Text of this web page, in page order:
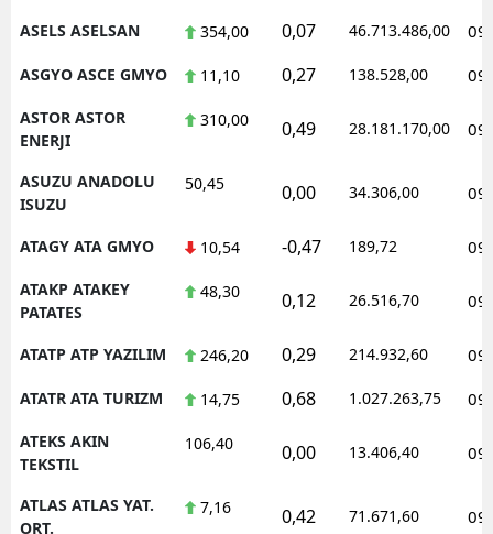
ASELS ASELSAN 354,00 0,07 46.713.486,00
ASGYO ASCE GMYO 11,10 0,27 138.528,00
ASTOR ASTOR
ENERJI
310,00 0,49 28.181.170,00
ASUZU ANADOLU
ISUZU
50,45 0,00 34.306,00
ATAGY ATA GMYO 10,54 -0,47 189,72
ATAKP ATAKEY
PATATES
48,30 0,12 26.516,70
ATATP ATP YAZILIM 246,20 0,29 214.932,60
ATATR ATA TURIZM 14,75 0,68 1.027.263,75
ATEKS AKIN
TEKSTIL
106,40 0,00 13.406,40
ATLAS ATLAS YAT.
ORT.
7,16 0,42 71.671,60